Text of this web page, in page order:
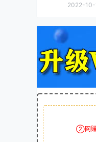
2022-10-
②网赚